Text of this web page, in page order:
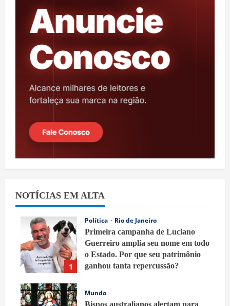
NOTÍCIAS EM ALTA
1
Política
Rio de Janeiro
Primeira campanha de Luciano
Guerreiro amplia seu nome em todo
o Estado. Por que seu patrimônio
ganhou tanta repercussão?
Mundo
Bispos australianos alertam para